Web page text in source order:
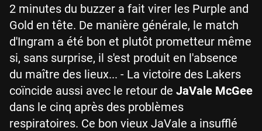
2 minutes du buzzer a fait virer les Purple and
Gold en tête. De manière générale, le match
d'Ingram a été bon et plutôt prometteur même
si, sans surprise, il s'est produit en l'absence
du maître des lieux... - La victoire des Lakers
coïncide aussi avec le retour de JaVale McGee
dans le cinq après des problèmes
respiratoires. Ce bon vieux JaVale a insufflé